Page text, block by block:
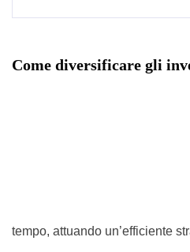
Come diversificare gli
tempo, attuando un’efficiente